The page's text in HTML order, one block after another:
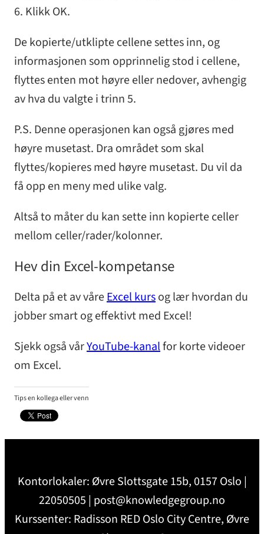
6. Klikk OK.
De kopierte/utklipte cellene settes inn, og
informasjonen som opprinnelig stod i cellene,
flyttes enten mot høyre eller nedover, avhengig
av hva du valgte i trinn 5.
P.S. Denne operasjonen kan også gjøres med
høyre musetast. Dra området som skal
flyttes/kopieres med høyre musetast. Du vil da
få opp en meny med ulike valg.
Altså to måter du kan sette inn kopierte celler
mellom celler/rader/kolonner.
Hev din Excel-kompetanse
Delta på et av våreExcel kursog lær hvordan du
jobber smart og effektivt med Excel!
Sjekk også vårYouTube-kanalfor korte videoer
om Excel.
Tips en kollega eller venn
Kontorlokaler: Øvre Slottsgate 15b, 0157 Oslo |
22050505 | post@knowledgegroup.no
Kurssenter: Radisson RED Oslo City Centre, Øvre